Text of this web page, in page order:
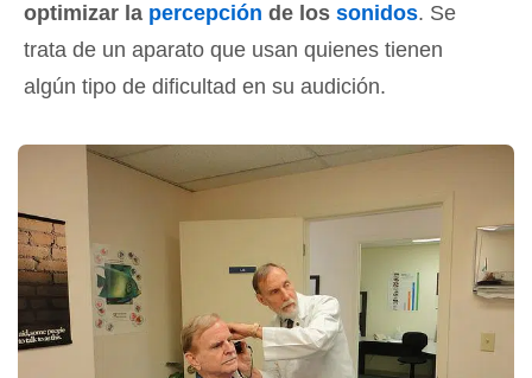
optimizar la percepción de los sonidos. Se
trata de un aparato que usan quienes tienen
algún tipo de dificultad en su audición.